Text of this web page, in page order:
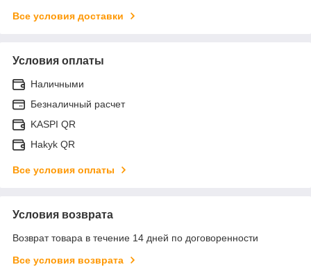
Все условия доставки
Условия оплаты
Наличными
Безналичный расчет
KASPI QR
Hakyk QR
Все условия оплаты
Условия возврата
Возврат товара в течение 14 дней по договоренности
Все условия возврата